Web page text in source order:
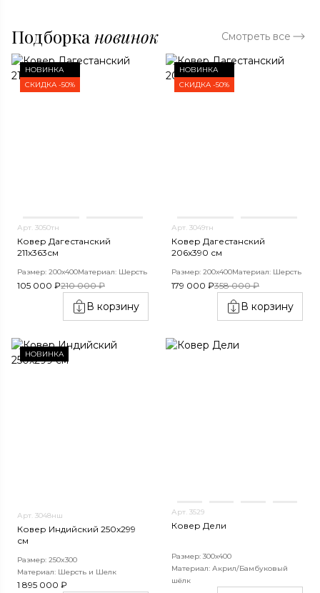
Подборка новинок Смотреть все
НОВИНКА
СКИДКА -50%
Арт. 3050тн
Ковер Дагестанский
211x363см
Размер: 200х400Материал: Шерсть
105 000 ₽210 000 ₽
В корзину
НОВИНКА
СКИДКА -50%
Арт. 3049тн
Ковер Дагестанский
206x390 см
Размер: 200х400Материал: Шерсть
179 000 ₽358 000 ₽
В корзину
НОВИНКА
Арт. 3048нш
Ковер Индийский 250x299
см
Размер: 250x300
Материал: Шерсть и Шелк
1 895 000 ₽
Арт. 3529
Ковер Дели
Размер: 300х400
Материал: Акрил/Бамбуковый
шёлк